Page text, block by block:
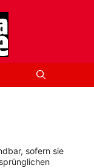
sofern sie